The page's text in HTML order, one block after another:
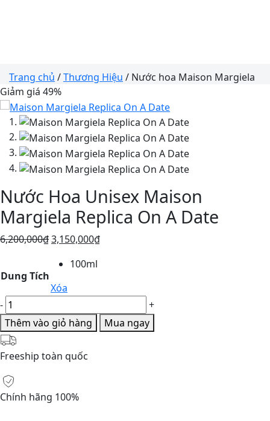
Trang chủ /Thương Hiệu / Nước hoa Maison Margiela
Giảm giá 49%
Nước Hoa Unisex Maison
Margiela Replica On A Date
6,200,000₫Giá
là:
6,200,000₫.
3,150,000₫Giá
3,150,000₫.
Dung Tích
100ml
Xóa
Maison
Margiela
Replica
On
A
Date
số
lượng
-
+
Thêm vào giỏ hàng
Mua ngay
Freeship toàn quốc
Chính hãng 100%